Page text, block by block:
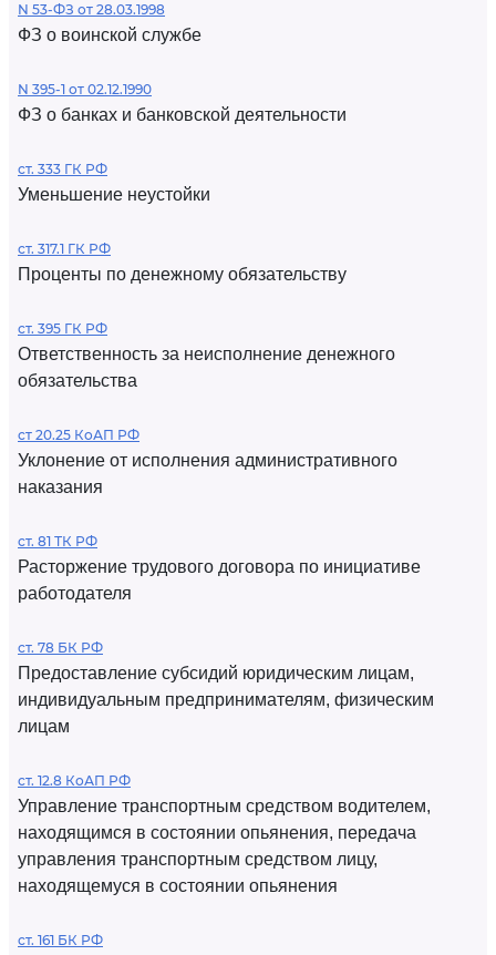
N 53-ФЗ от 28.03.1998
ФЗ о воинской службе
N 395-1 от 02.12.1990
ФЗ о банках и банковской деятельности
ст. 333 ГК РФ
Уменьшение неустойки
ст. 317.1 ГК РФ
Проценты по денежному обязательству
ст. 395 ГК РФ
Ответственность за неисполнение денежного
обязательства
ст 20.25 КоАП РФ
Уклонение от исполнения административного
наказания
ст. 81 ТК РФ
Расторжение трудового договора по инициативе
работодателя
ст. 78 БК РФ
Предоставление субсидий юридическим лицам,
индивидуальным предпринимателям, физическим
лицам
ст. 12.8 КоАП РФ
Управление транспортным средством водителем,
находящимся в состоянии опьянения, передача
управления транспортным средством лицу,
находящемуся в состоянии опьянения
ст. 161 БК РФ